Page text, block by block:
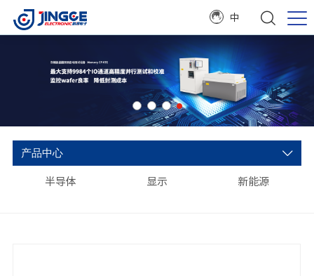
中
产品中心
半导体 显示 新能源